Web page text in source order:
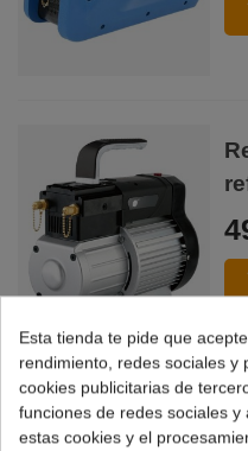
Mostrando
Esta tienda te pide que
rendimiento, redes sociales y
cookies publicitarias de
funciones de redes sociales
estas cookies y el